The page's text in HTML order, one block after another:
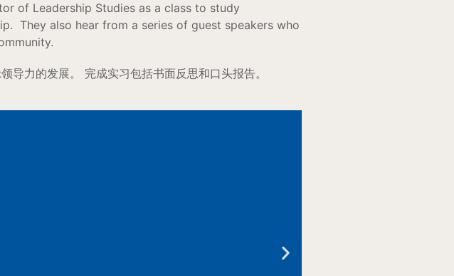
of Leadership Studies as a class to study
They also hear from a series of guest speakers who
导力的发展。 完成实习包括书面反思和口头报告。